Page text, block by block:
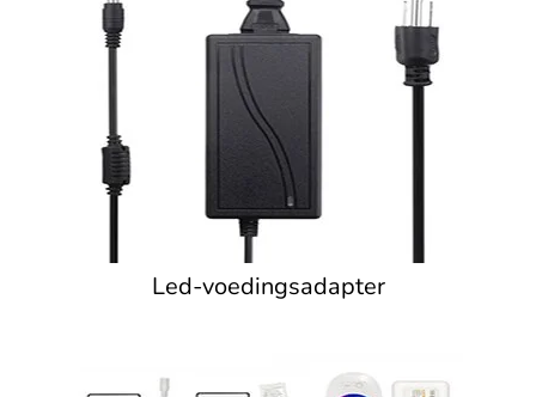
Led-voedingsadapter